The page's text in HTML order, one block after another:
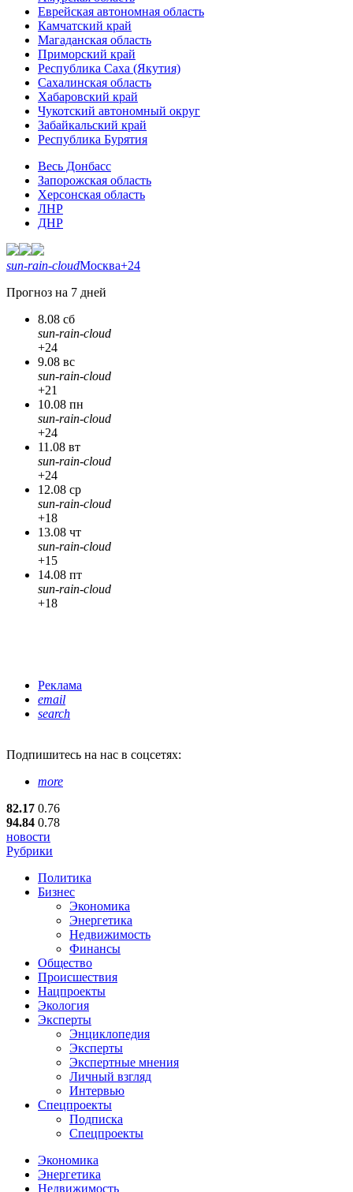
Еврейская автономная область
Камчатский край
Магаданская область
Приморский край
Республика Саха (Якутия)
Сахалинская область
Хабаровский край
Чукотский автономный округ
Забайкальский край
Республика Бурятия
Весь Донбасс
Запорожская область
Херсонская область
ЛНР
ДНР
sun-rain-cloudМосква+24
Прогноз на 7 дней
8.08 сб
sun-rain-cloud
+24
9.08 вс
sun-rain-cloud
+21
10.08 пн
sun-rain-cloud
+24
11.08 вт
sun-rain-cloud
+24
12.08 ср
sun-rain-cloud
+18
13.08 чт
sun-rain-cloud
+15
14.08 пт
sun-rain-cloud
+18
Реклама
email
search
Подпишитесь на нас в соцсетях:
more
82.17 0.76
94.84 0.78
новости
Рубрики
Политика
Бизнес
Экономика
Энергетика
Недвижимость
Финансы
Общество
Происшествия
Нацпроекты
Экология
Эксперты
Энциклопедия
Эксперты
Экспертные мнения
Личный взгляд
Интервью
Спецпроекты
Подписка
Спецпроекты
Экономика
Энергетика
Недвижимость